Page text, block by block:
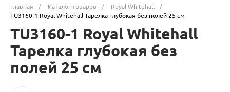
Главная / Каталог товаров / Royal Whitehall
/
TU3160-1 Royal Whitehall Тарелка глубокая без полей 25 см
TU3160-1 Royal Whitehall
Тарелка глубокая без
полей 25 см